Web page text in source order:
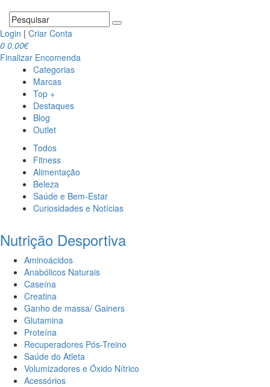
Login | Criar Conta
0 0.00€
Finalizar Encomenda
Categorias
Marcas
Top +
Destaques
Blog
Outlet
Todos
Fitness
Alimentação
Beleza
Saúde e Bem-Estar
Curiosidades e Notícias
Nutrição Desportiva
Aminoácidos
Anabólicos Naturais
Caseína
Creatina
Ganho de massa/ Gainers
Glutamina
Proteína
Recuperadores Pós-Treino
Saúde do Atleta
Volumizadores e Óxido Nítrico
Acessórios